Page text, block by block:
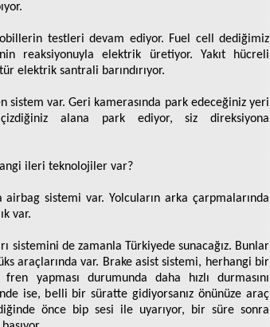
testleri devam ediyor. Fuel cell dediğimiz
reaksiyonuyla elektrik üretiyor. Yakıt hücreli
elektrik santrali barındırıyor.
sistem var. Geri kamerasında park edeceğiniz yeri
çizdiğiniz alana park ediyor, siz direksiyona
ileri teknolojiler var?
sistemi var. Yolcuların arka çarpmalarında
var.
sistemini de zamanla Türkiyede sunacağız. Bunlar
araçlarında var. Brake asist sistemi, herhangi bir
yapması durumunda daha hızlı durmasını
ise, belli bir süratte gidiyorsanız önünüze araç
önce bip sesi ile uyarıyor, bir süre sonra